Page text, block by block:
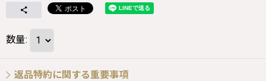
数量:
返品特約に関する重要事項